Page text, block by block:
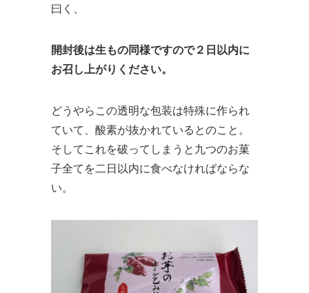
曰く、
開封後は生もの同様ですので２日以内に
お召し上がりください。
どうやらこの透明な包装は特殊に作られ
ていて、酸素が抜かれているとのこと。
そしてこれを破ってしまうと九つのお菓
子全てを二日以内に食べなければならな
い。